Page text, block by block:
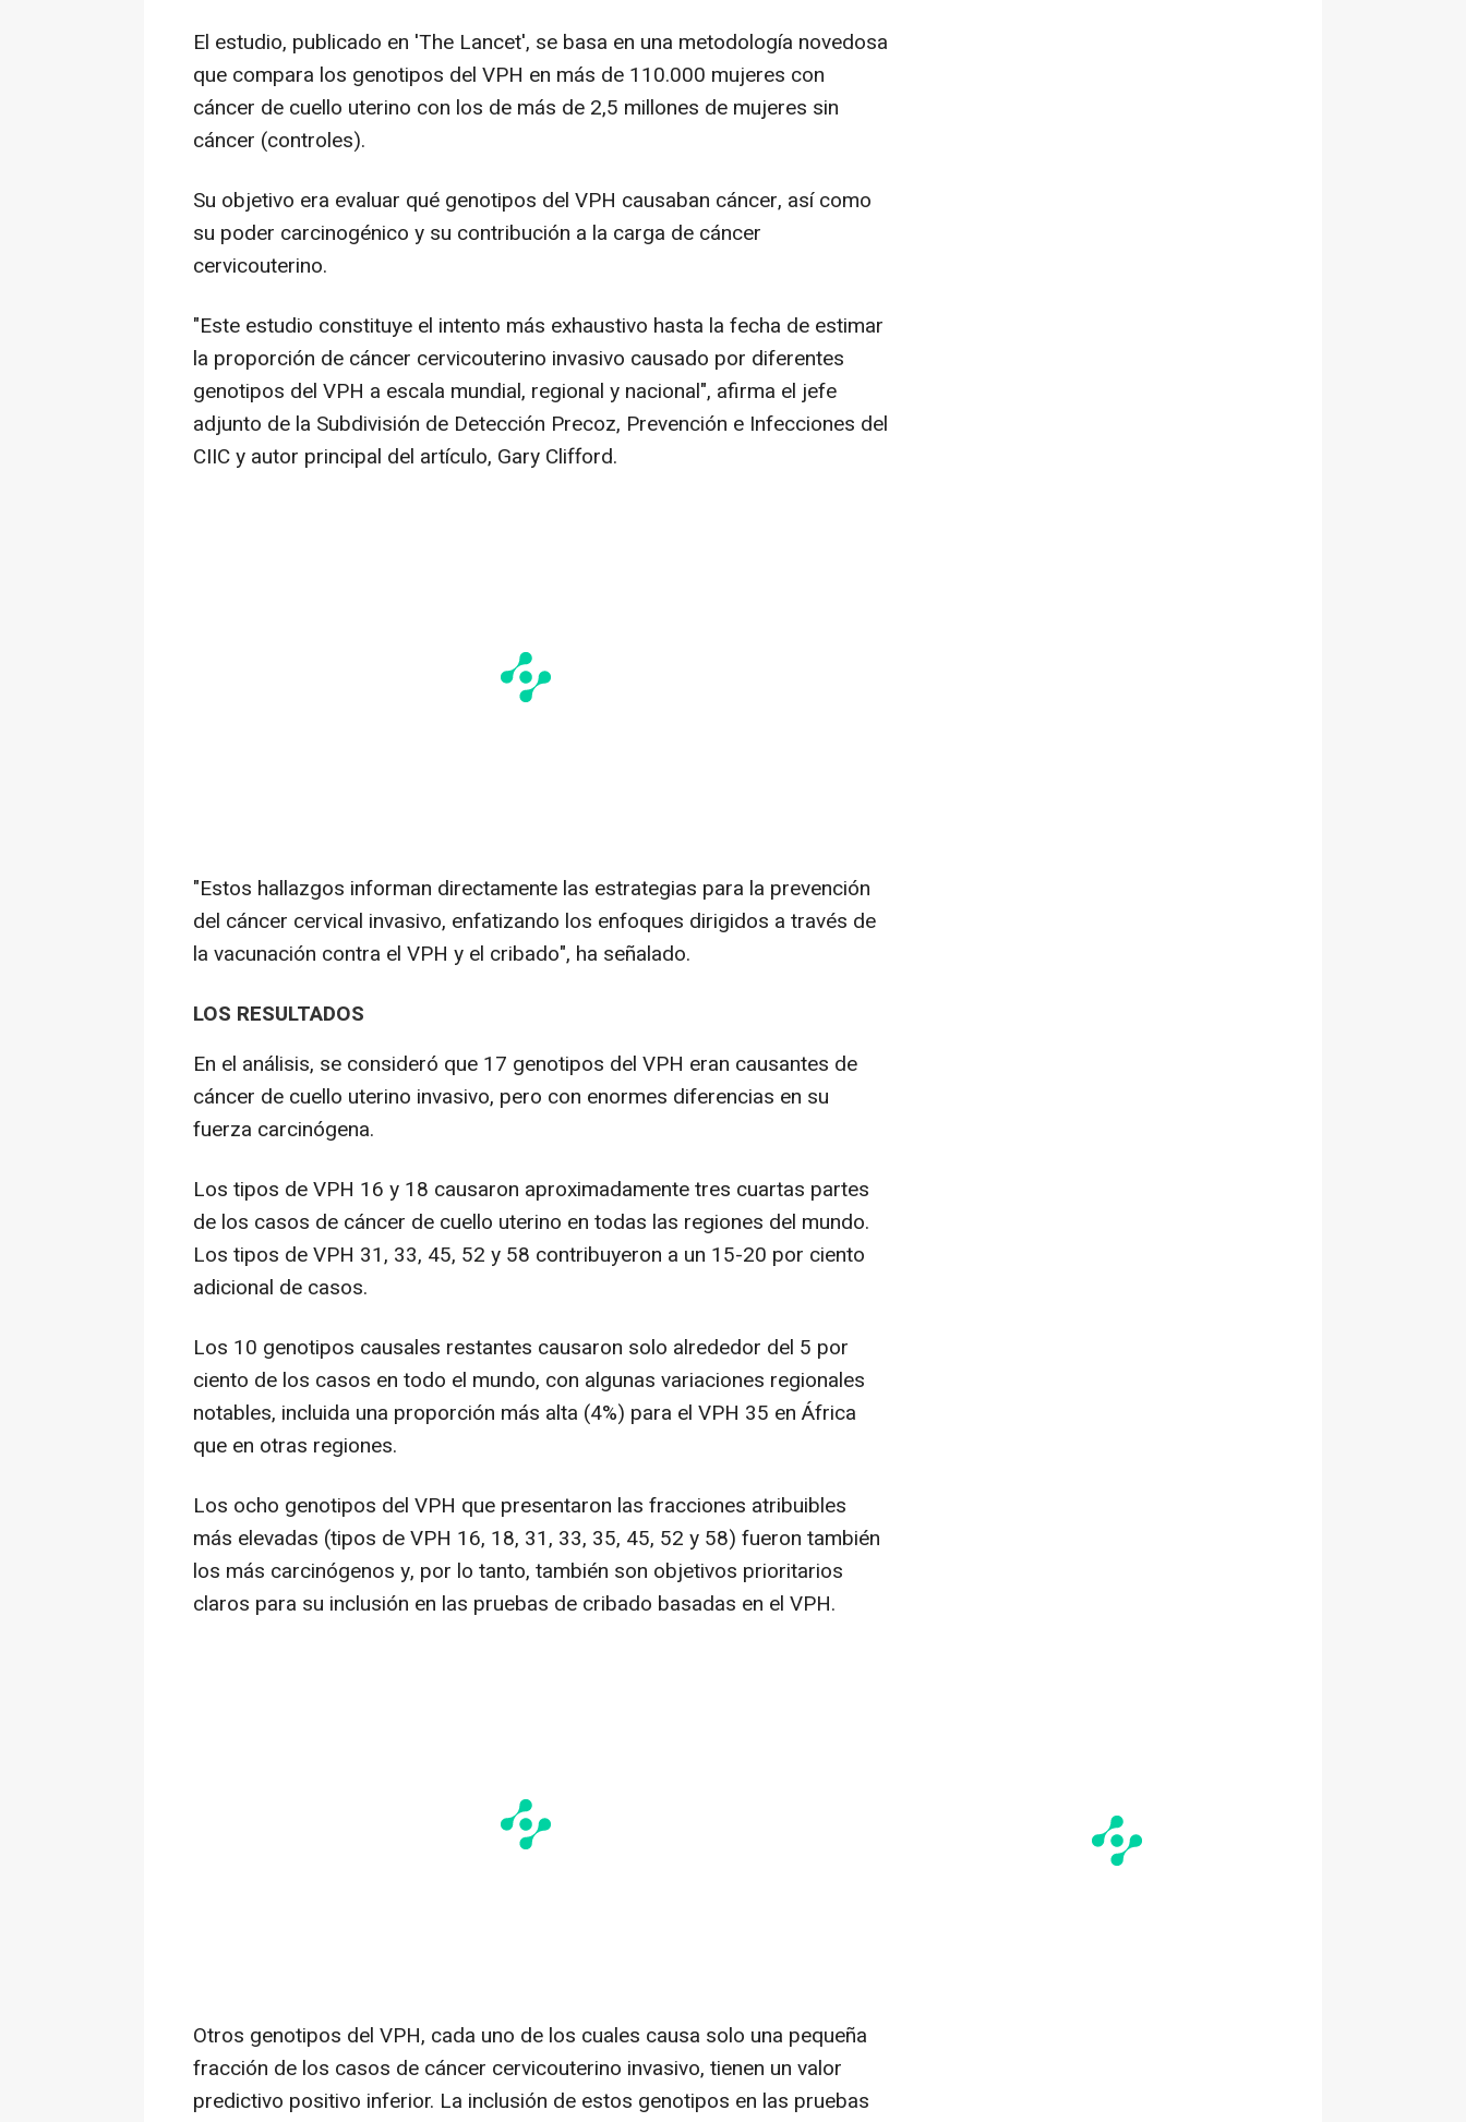
El estudio, publicado en 'The Lancet', se basa en una metodología novedosa
que compara los genotipos del VPH en más de 110.000 mujeres con
cáncer de cuello uterino con los de más de 2,5 millones de mujeres sin
cáncer (controles).
Su objetivo era evaluar qué genotipos del VPH causaban cáncer, así como
su poder carcinogénico y su contribución a la carga de cáncer
cervicouterino.
"Este estudio constituye el intento más exhaustivo hasta la fecha de estimar
la proporción de cáncer cervicouterino invasivo causado por diferentes
genotipos del VPH a escala mundial, regional y nacional", afirma el jefe
adjunto de la Subdivisión de Detección Precoz, Prevención e Infecciones del
CIIC y autor principal del artículo, Gary Clifford.
"Estos hallazgos informan directamente las estrategias para la prevención
del cáncer cervical invasivo, enfatizando los enfoques dirigidos a través de
la vacunación contra el VPH y el cribado", ha señalado.
LOS RESULTADOS
En el análisis, se consideró que 17 genotipos del VPH eran causantes de
cáncer de cuello uterino invasivo, pero con enormes diferencias en su
fuerza carcinógena.
Los tipos de VPH 16 y 18 causaron aproximadamente tres cuartas partes
de los casos de cáncer de cuello uterino en todas las regiones del mundo.
Los tipos de VPH 31, 33, 45, 52 y 58 contribuyeron a un 15-20 por ciento
adicional de casos.
Los 10 genotipos causales restantes causaron solo alrededor del 5 por
ciento de los casos en todo el mundo, con algunas variaciones regionales
notables, incluida una proporción más alta (4%) para el VPH 35 en África
que en otras regiones.
Los ocho genotipos del VPH que presentaron las fracciones atribuibles
más elevadas (tipos de VPH 16, 18, 31, 33, 35, 45, 52 y 58) fueron también
los más carcinógenos y, por lo tanto, también son objetivos prioritarios
claros para su inclusión en las pruebas de cribado basadas en el VPH.
Otros genotipos del VPH, cada uno de los cuales causa solo una pequeña
fracción de los casos de cáncer cervicouterino invasivo, tienen un valor
predictivo positivo inferior. La inclusión de estos genotipos en las pruebas